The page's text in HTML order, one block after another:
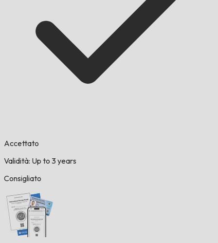
Accettato
Validità: Up to 3 years
Consigliato